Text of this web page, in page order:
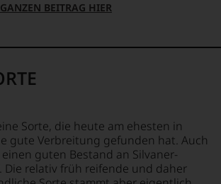
BEITRAG HIER
Sorte, die heute am ehesten in
gute Verbreitung gefunden hat. Auch
guten Bestand an Silvaner-
Die relativ früh reifende und daher